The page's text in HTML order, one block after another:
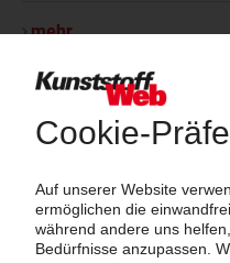
mehr
Thema "Force Majeure"